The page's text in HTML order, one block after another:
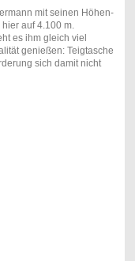
mit seinen Höhen-
auf 4.100 m.
es ihm gleich viel
genießen: Teigtasche
sich damit nicht